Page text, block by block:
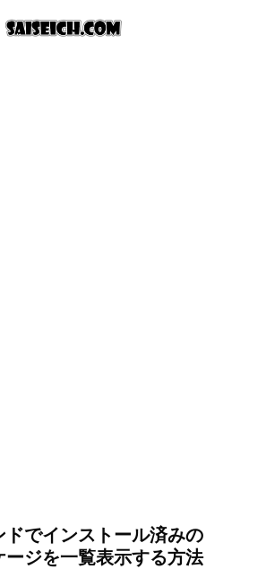
でインストール済みの
ジを一覧表示する方法